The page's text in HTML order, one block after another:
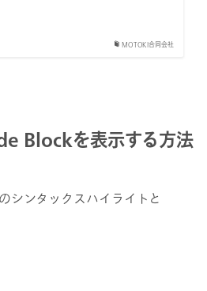
MOTOKI合同会社
Blockを表示する方法
シンタックスハイライトと